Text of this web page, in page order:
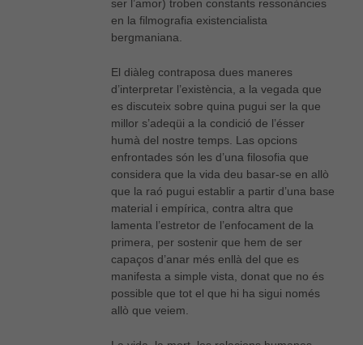
ser l’amor) troben constants ressonàncies
en la filmografia existencialista
bergmaniana.
El diàleg contraposa dues maneres
d’interpretar l’existència, a la vegada que
es discuteix sobre quina pugui ser la que
millor s’adeqüi a la condició de l’ésser
humà del nostre temps. Las opcions
enfrontades són les d’una filosofia que
considera que la vida deu basar-se en allò
que la raó pugui establir a partir d’una base
material i empírica, contra altra que
lamenta l’estretor de l’enfocament de la
primera, per sostenir que hem de ser
capaços d’anar més enllà del que es
manifesta a simple vista, donat que no és
possible que tot el que hi ha sigui només
allò que veiem.
Aquestes
cookies no
són
opcionals,
són
necessàries
funcionament
web.